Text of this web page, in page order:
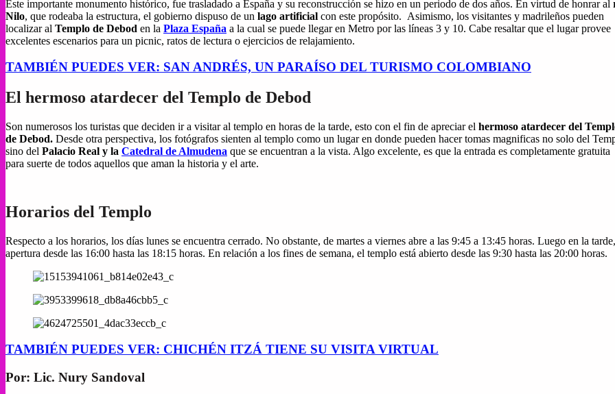
Este importante monumento histórico, fue trasladado a España y su reconstrucción se hizo en un periodo de dos años. En virtud de honrar al
Nilo, que rodeaba la estructura, el gobierno dispuso de un lago artificial con este propósito. Asimismo, los visitantes y madrileños pueden
localizar al Templo de Debod en la Plaza España a la cual se puede llegar en Metro por las líneas 3 y 10. Cabe resaltar que el lugar provee
excelentes escenarios para un picnic, ratos de lectura o ejercicios de relajamiento.
TAMBIÉN PUEDES VER: SAN ANDRÉS, UN PARAÍSO DEL TURISMO COLOMBIANO
El hermoso atardecer del Templo de Debod
Son numerosos los turistas que deciden ir a visitar al templo en horas de la tarde, esto con el fin de apreciar el hermoso atardecer del
de Debod. Desde otra perspectiva, los fotógrafos sienten al templo como un lugar en donde pueden hacer tomas magnificas no solo del
sino del Palacio Real y la Catedral de Almudena que se encuentran a la vista. Algo excelente, es que la entrada es completamente gratuita
para suerte de todos aquellos que aman la historia y el arte.
Horarios del Templo
Respecto a los horarios, los días lunes se encuentra cerrado. No obstante, de martes a viernes abre a las 9:45 a 13:45 horas. Luego en la tarde,
apertura desde las 16:00 hasta las 18:15 horas. En relación a los fines de semana, el templo está abierto desde las 9:30 hasta las 20:00 horas.
TAMBIÉN PUEDES VER: CHICHÉN ITZÁ TIENE SU VISITA VIRTUAL
Por: Lic. Nury Sandoval